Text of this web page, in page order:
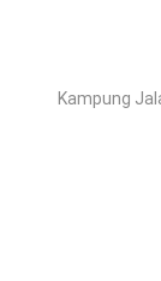
Kampung